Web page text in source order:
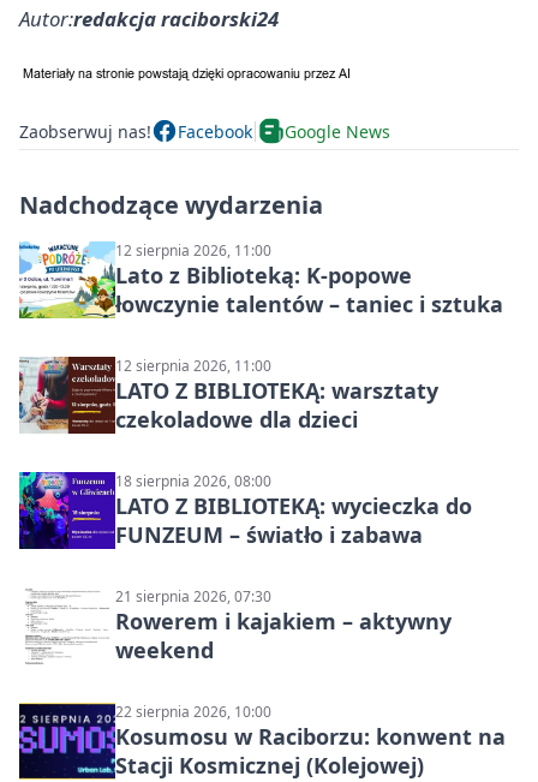
Autor:redakcja raciborski24
Zaobserwuj nas! Facebook Google News
Nadchodzące wydarzenia
12 sierpnia 2026, 11:00
Lato z Biblioteką: K-popowe
łowczynie talentów – taniec i sztuka
12 sierpnia 2026, 11:00
LATO Z BIBLIOTEKĄ: warsztaty
czekoladowe dla dzieci
18 sierpnia 2026, 08:00
LATO Z BIBLIOTEKĄ: wycieczka do
FUNZEUM – światło i zabawa
21 sierpnia 2026, 07:30
Rowerem i kajakiem – aktywny
weekend
22 sierpnia 2026, 10:00
Kosumosu w Raciborzu: konwent na
Stacji Kosmicznej (Kolejowej)